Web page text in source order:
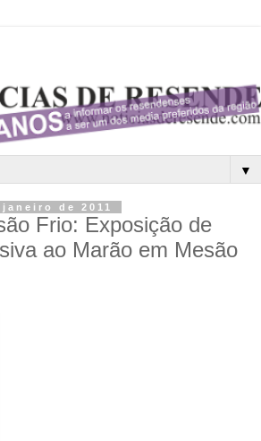
▼
de 2011
Frio: Exposição de
ao Marão em Mesão